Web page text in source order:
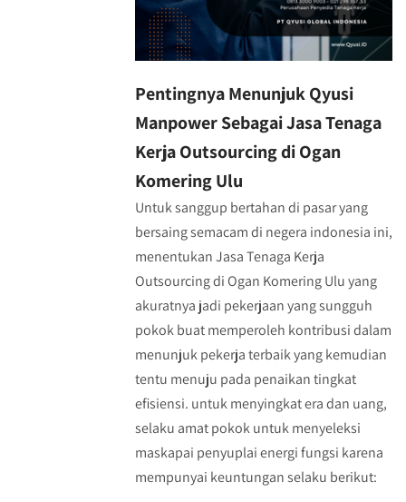
Pentingnya Menunjuk Qyusi
Manpower Sebagai Jasa Tenaga
Kerja Outsourcing di Ogan
Komering Ulu
Untuk sanggup bertahan di pasar yang
bersaing semacam di negera indonesia ini,
menentukan Jasa Tenaga Kerja
Outsourcing di Ogan Komering Ulu yang
akuratnya jadi pekerjaan yang sungguh
pokok buat memperoleh kontribusi dalam
menunjuk pekerja terbaik yang kemudian
tentu menuju pada penaikan tingkat
efisiensi. untuk menyingkat era dan uang,
selaku amat pokok untuk menyeleksi
maskapai penyuplai energi fungsi karena
mempunyai keuntungan selaku berikut: